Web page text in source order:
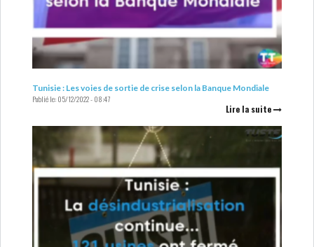
Tunisie : Les voies de sortie de crise selon la Banque Mondiale
Publié le:05/12/2022 - 08:47
Lire la suite